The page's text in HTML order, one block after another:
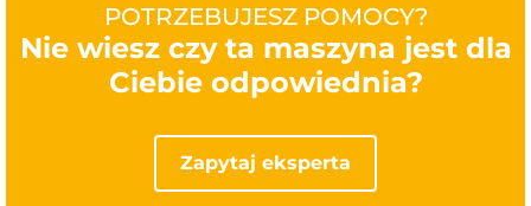
POTRZEBUJESZ POMOCY?
Nie wiesz czy ta maszyna jest dla
Ciebie odpowiednia?
Zapytaj eksperta